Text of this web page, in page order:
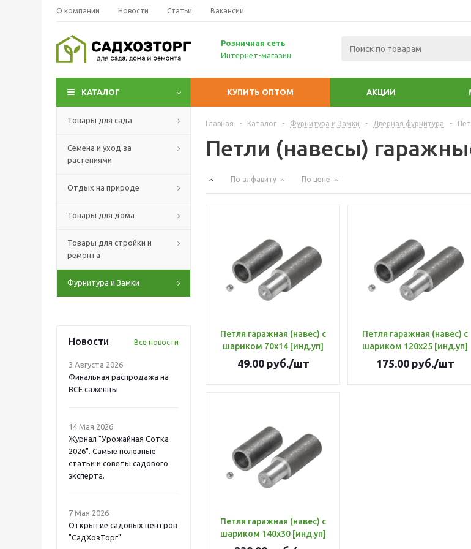
О компании Новости Статьи Вакансии
Розничная сеть
Интернет-магазин
КАТАЛОГ КУПИТЬ ОПТОМ АКЦИИ
Товары для сада
Семена и уход за
растениями
Отдых на природе
Товары для дома
Товары для стройки и
ремонта
Фурнитура и Замки
Новости Все новости
3 Августа 2026
Финальная распродажа на
ВСЕ саженцы
14 Мая 2026
Журнал "Урожайная Сотка
2026". Самые полезные
статьи и советы садового
эксперта.
7 Мая 2026
Открытие садовых центров
"СадХозТорг"
Главная - Каталог - Фурнитура и Замки - Дверная фурнитура -
Петли (навесы)
По алфавиту По цене
Петля гаражная (навес) с
шариком 70х14 [инд.уп]
49.00руб./шт
Петля гаражная (навес) с
шариком 120х25 [инд.уп]
175.00руб./шт
Петля гаражная (навес) с
шариком 140х30 [инд.уп]